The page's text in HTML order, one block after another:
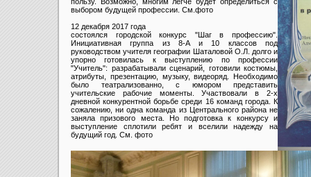
выбором будущей профессии. См.фото
12 декабря 2017 года
состоялся городской конкурс "Шаг в профессию".
Инициативная группа из 8-А и 10 классов под
руководством учителя географии Шаталовой О.Л. долго и
упорно готовилась к выступлению по профессии
"Учитель": разрабатывали сценарий, готовили костюмы,
атрибуты, презентацию, музыку, видеоряд. Необходимо
было театрализованно, с юмором представить
учительские рабочие моменты. Участвовали в 2-х
дневной конкурентной борьбе среди 16 команд города. К
сожалению, ни одна команда из Центрального района не
заняла призового места. Но подготовка к конкурсу и
выступление сплотили ребят и вселили надежду на
будущий год. См. фото